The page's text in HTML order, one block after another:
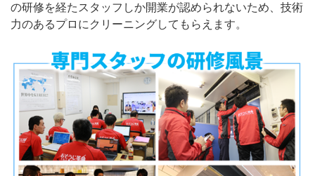
の研修を経たスタッフしか開業が認められないため、技術
力のあるプロにクリーニングしてもらえます。